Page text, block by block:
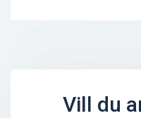
Vill du